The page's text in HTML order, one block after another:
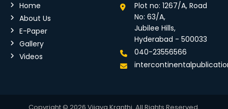
Home
About Us
E-Paper
Gallery
Videos
Plot no: 1267/A, Road
No: 63/A,
Jubilee Hills,
Hyderabad - 500033
040-23556566